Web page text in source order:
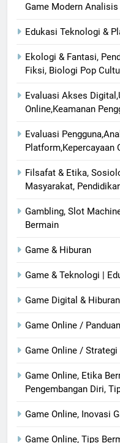
Game Modern
Edukasi Teknologi &
Ekologi & Fantasi,
Fiksi, Biologi Pop
Evaluasi Akses
Online,Keamanan
Evaluasi
Platform,Kepercayaan
Filsafat & Etika,
Masyarakat,
Gambling, Slot
Bermain
Game & Hiburan
Game & Teknologi |
Game Digital &
Game Online /
Game Online /
Game Online, Etika
Pengembangan Diri,
Game Online, Inovasi
Game Online, Tips